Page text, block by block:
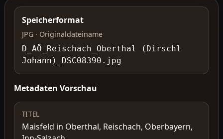
Speicherformat
JPG · Originaldateiname
D_AÖ_Reischach_Oberthal (Dirschl
Johann)_DSC08390.jpg
Metadaten Vorschau
TITEL
Maisfeld in Oberthal, Reischach, Oberbayern,